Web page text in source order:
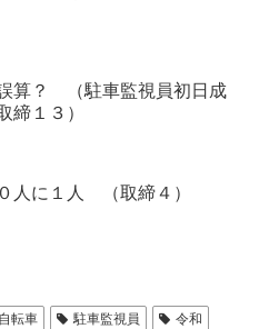
算？ （駐車監視員初日成
１３）
人に１人 （取締４）
自転車 駐車監視員 令和